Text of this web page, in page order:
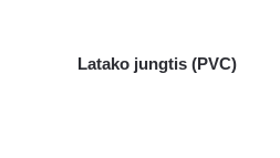
Latako jungtis (PVC)